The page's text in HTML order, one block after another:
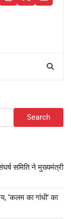
instagram
twitter
Search
समिति ने मुख्यमंत्री
‘कलम का गांधी’ का